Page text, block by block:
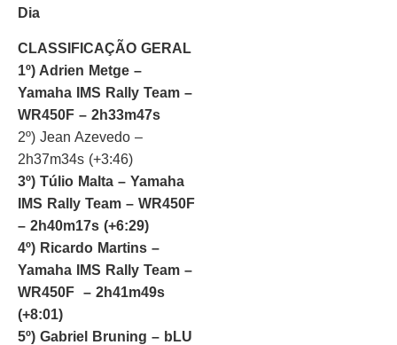
Dia
CLASSIFICAÇÃO GERAL
1º) Adrien Metge –
Yamaha IMS Rally Team –
WR450F – 2h33m47s
2º) Jean Azevedo –
2h37m34s (+3:46)
3º) Túlio Malta – Yamaha
IMS Rally Team – WR450F
– 2h40m17s (+6:29)
4º) Ricardo Martins –
Yamaha IMS Rally Team –
WR450F – 2h41m49s
(+8:01)
5º) Gabriel Bruning – bLU